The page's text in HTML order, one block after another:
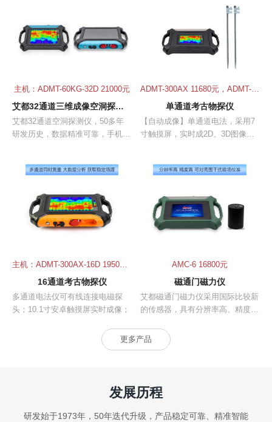
验，将对地质勘探带来可靠的结
果，提升经济效益。
≤1m，性能媲美进口产品
主机：ADMT-60KG-32D 21000元
艾都32通道三维成像空洞探测仪
艾都32通道空洞探测仪，50多年
研发历史，数据精准可靠，手机或
操作简单方便，比传统测量快3-6
ADMT-300AX 11680元，ADMT-600AX 18680元
单通道考古物探仪
【自动成像】单通道电法，采用7
寸触摸屏，实时成2D、3D图像；
【三屏互通】仪器屏、手机屏、电
模式测量电场、TT模式测量电磁
场；
主机：ADMT-300AX-16D 19500元，ADMT-600AX-16D 25500元
16通道考古物探仪
多通道电法仪可有线连接电磁探
头；10.1寸安卓触摸屏实时成像；
AMC-6 16800元
磁通门磁力仪
艾都磁通门磁力仪采用国际比较新
的传感器，具有分辨率高、精度
可对周围干扰磁场校准。
更多产品
发展历程
研发始于1973年，50年迭代升级，产品稳定可靠、精准智能